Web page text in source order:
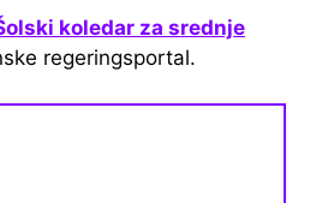
koledar za srednje
regeringsportal.